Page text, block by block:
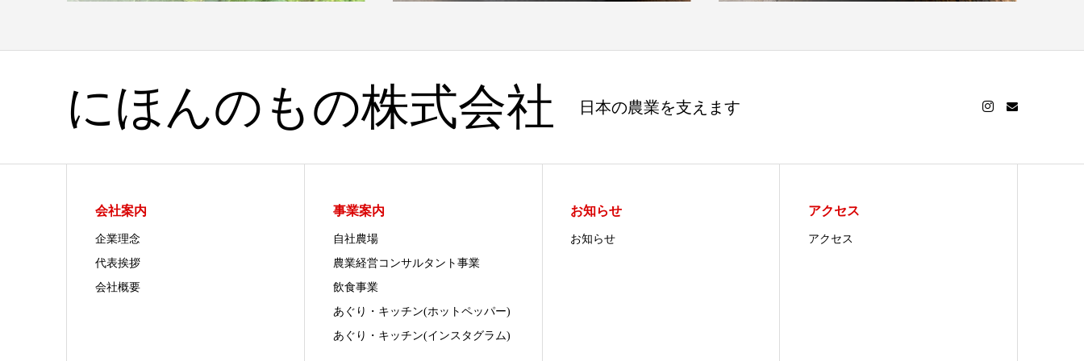
にほんのもの株式会社 日本の農業を支えます
会社案内
企業理念
代表挨拶
会社概要
事業案内
自社農場
農業経営コンサルタント事業
飲食事業
あぐり・キッチン(ホットペッパー)
あぐり・キッチン(インスタグラム)
お知らせ
お知らせ
アクセス
アクセス